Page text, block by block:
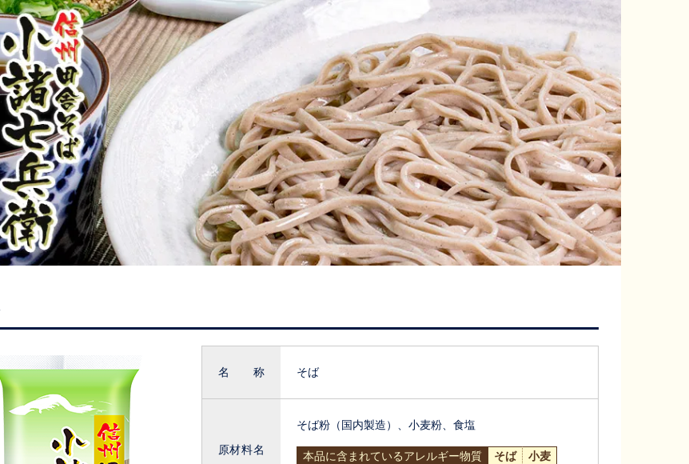
名称 そば
原材料名
そば粉（国内製造）、小麦粉、食塩
本品に含まれているアレルギー物質 そば 小麦